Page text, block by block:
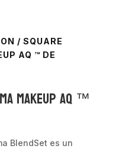
/ SQUARE
AQ ™ DE
Makeup AQ ™
BlendSet es un